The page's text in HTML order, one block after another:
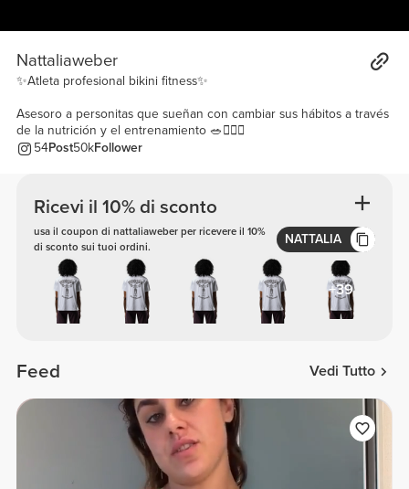
Nattaliaweber
✨Atleta profesional bikini fitness✨
Asesoro a personitas que sueñan con cambiar sus hábitos a través
de la nutrición y el entrenamiento 🥗🏋🏽‍♀️
54Post50kFollower
Ricevi il 10% di sconto
usa il coupon di nattaliaweber per ricevere il 10%
di sconto sui tuoi ordini.
NATTALIA
+39
Feed Vedi Tutto